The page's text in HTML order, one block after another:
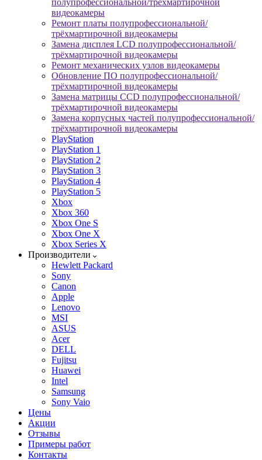
полупрофессиональной/трёхмартирочной
видеокамеры
Ремонт платы полупрофессиональной/
трёхмартирочной видеокамеры
Замена дисплея LCD полупрофессиональной/
трёхмартирочной видеокамеры
Ремонт механических узлов видеокамеры
Обновление ПО полупрофессиональной/
трёхмартирочной видеокамеры
Замена матрицы CCD полупрофессиональной/
трёхмартирочной видеокамеры
Замена корпусных частей полупрофессиональной/
трёхмартирочной видеокамеры
PlayStation
PlayStation 1
PlayStation 2
PlayStation 3
PlayStation 4
PlayStation 5
Xbox
Xbox 360
Xbox One S
Xbox One X
Xbox Series X
Производители
Hewlett Packard
Sony
Canon
Apple
Lenovo
MSI
ASUS
Acer
DELL
Fujitsu
Huawei
Intel
Samsung
Sony Vaio
Цены
Акции
Отзывы
Примеры работ
Контакты